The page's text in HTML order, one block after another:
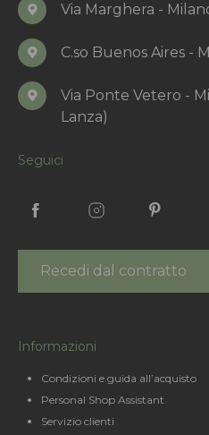
Via Marghera -
C.so Buenos Aires -
Via Ponte Vetero -
Lanza)
Seguici
Recedi dal contratto
Informazioni
Condizioni e guida all’acquisto
Personal Shop Assistant
Servizio clienti